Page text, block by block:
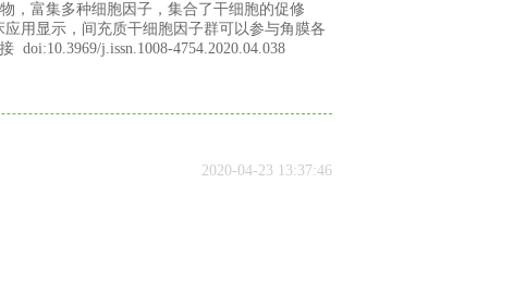
，富集多种细胞因子，集合了干细胞的促修
用显示，间充质干细胞因子群可以参与角膜各
j.issn.1008-4754.2020.04.038
2020-04-23 13:37:46